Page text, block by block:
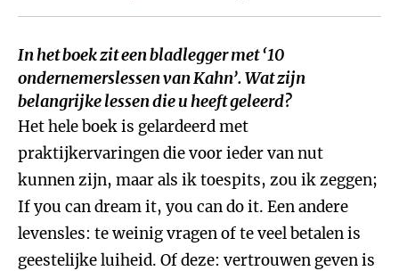
In het boek zit een bladlegger met ‘10
ondernemerslessen van Kahn’. Wat zijn
belangrijke lessen die u heeft geleerd?
Het hele boek is gelardeerd met
praktijkervaringen die voor ieder van nut
kunnen zijn, maar als ik toespits, zou ik zeggen;
If you can dream it, you can do it. Een andere
levensles: te weinig vragen of te veel betalen is
geestelijke luiheid. Of deze: vertrouwen geven is